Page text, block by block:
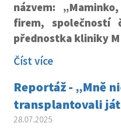
názvem:
firem, společností
přednostka kliniky
Číst více
Reportáž - „Mně
transplantovali
28.07.2025